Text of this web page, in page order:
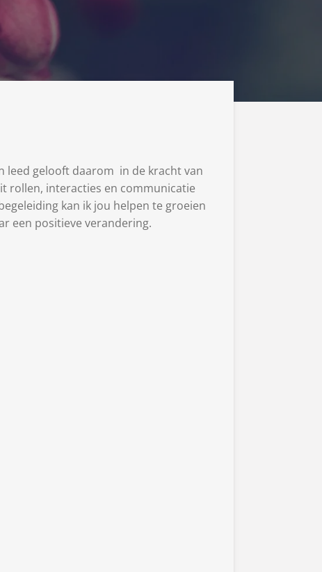
leed gelooft daarom in de kracht van
rollen, interacties en communicatie
kan ik jou helpen te groeien
een positieve verandering.